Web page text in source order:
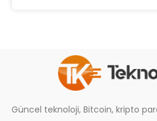
Güncel teknoloji, Bitcoin, kripto